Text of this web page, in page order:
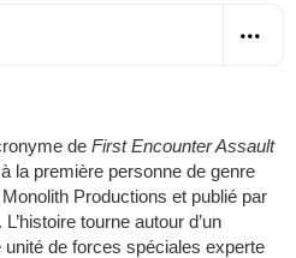
de First Encounter Assault
la première personne de genre
Productions et publié par
tourne autour d’un
unité de forces spéciales experte